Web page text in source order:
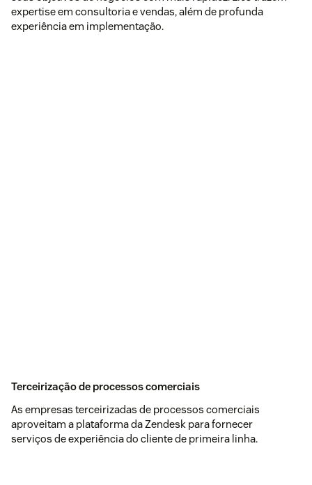
expertise em consultoria e vendas, além de profunda
experiência em implementação.
Terceirização de processos comerciais
As empresas terceirizadas de processos comerciais
aproveitam a plataforma da Zendesk para fornecer
serviços de experiência do cliente de primeira linha.